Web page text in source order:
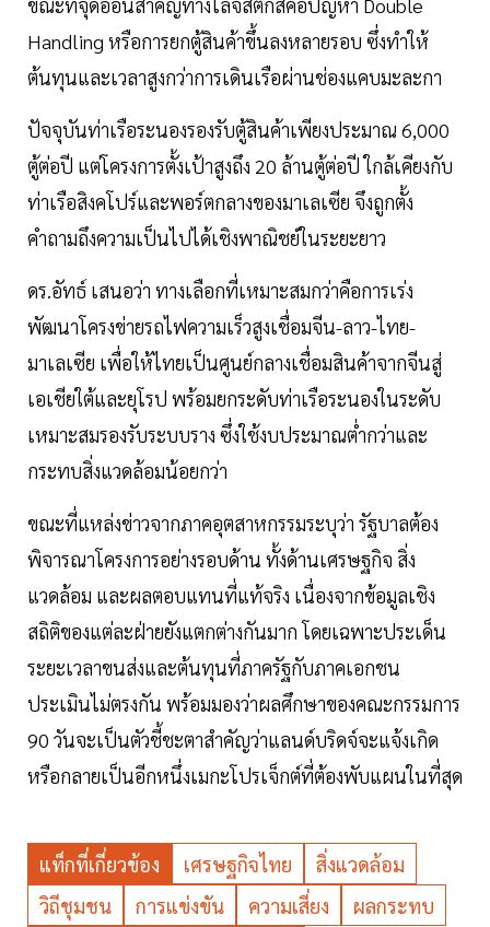
ขณะที่จุดอ่อนสำคัญทางโลจิสติกส์คือปัญหา Double
Handling หรือการยกตู้สินค้าขึ้นลงหลายรอบ ซึ่งทำให้
ต้นทุนและเวลาสูงกว่าการเดินเรือผ่านช่องแคบมะละกา
ปัจจุบันท่าเรือระนองรองรับตู้สินค้าเพียงประมาณ 6,000
ตู้ต่อปี แต่โครงการตั้งเป้าสูงถึง 20 ล้านตู้ต่อปี ใกล้เคียงกับ
ท่าเรือสิงคโปร์และพอร์ตกลางของมาเลเซีย จึงถูกตั้ง
คำถามถึงความเป็นไปได้เชิงพาณิชย์ในระยะยาว
ดร.อัทธ์ เสนอว่า ทางเลือกที่เหมาะสมกว่าคือการเร่ง
พัฒนาโครงข่ายรถไฟความเร็วสูงเชื่อมจีน-ลาว-ไทย-
มาเลเซีย เพื่อให้ไทยเป็นศูนย์กลางเชื่อมสินค้าจากจีนสู่
เอเชียใต้และยุโรป พร้อมยกระดับท่าเรือระนองในระดับ
เหมาะสมรองรับระบบราง ซึ่งใช้งบประมาณต่ำกว่าและ
กระทบสิ่งแวดล้อมน้อยกว่า
ขณะที่แหล่งข่าวจากภาคอุตสาหกรรมระบุว่า รัฐบาลต้อง
พิจารณาโครงการอย่างรอบด้าน ทั้งด้านเศรษฐกิจ สิ่ง
แวดล้อม และผลตอบแทนที่แท้จริง เนื่องจากข้อมูลเชิง
สถิติของแต่ละฝ่ายยังแตกต่างกันมาก โดยเฉพาะประเด็น
ระยะเวลาขนส่งและต้นทุนที่ภาครัฐกับภาคเอกชน
ประเมินไม่ตรงกัน พร้อมมองว่าผลศึกษาของคณะกรรมการ
90 วันจะเป็นตัวชี้ชะตาสำคัญว่าแลนด์บริดจ์จะแจ้งเกิด
หรือกลายเป็นอีกหนึ่งเมกะโปรเจ็กต์ที่ต้องพับแผนในที่สุด
แท็กที่เกี่ยวข้อง เศรษฐกิจไทย
สิ่งแวดล้อม
วิถีชุมชน
การแข่งขัน ความเสี่ยง
ผลกระทบ